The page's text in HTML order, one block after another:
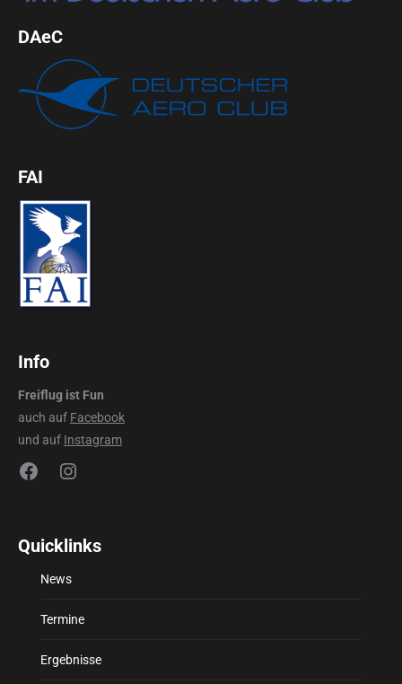
DAeC
FAI
Info
Freiflug ist Fun
auch auf Facebook
und auf Instagram
FacebookInstagram
Quicklinks
News
Termine
Ergebnisse